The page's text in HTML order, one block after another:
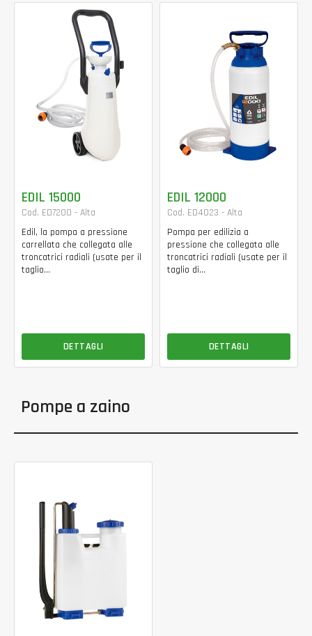
EDIL 15000
Cod. ED7200 - Alta
Edil, la pompa a pressione
carrellata che collegata alle
troncatrici radiali (usate per il
taglio...
DETTAGLI
EDIL 12000
Cod. ED4023 - Alta
Pompa per edilizia a
pressione che collegata alle
troncatrici radiali (usate per il
taglio di...
DETTAGLI
Pompe a zaino